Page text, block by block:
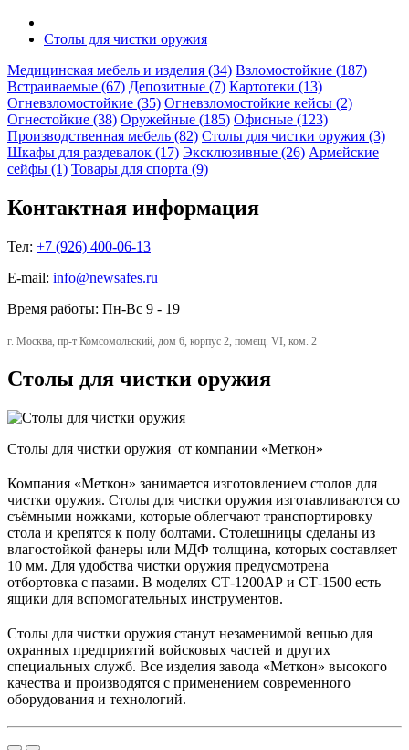
Столы для чистки оружия
Медицинская мебель и изделия (34) Взломостойкие (187)
Встраиваемые (67) Депозитные (7) Картотеки (13)
Огневзломостойкие (35) Огневзломостойкие кейсы (2)
Огнестойкие (38) Оружейные (185) Офисные (123)
Производственная мебель (82) Столы для чистки оружия (3)
Шкафы для раздевалок (17) Эксклюзивные (26) Армейские
сейфы (1) Товары для спорта (9)
Контактная информация
Тел: +7 (926) 400-06-13
E-mail: info@newsafes.ru
Время работы: Пн-Вс 9 - 19
г. Москва, пр-т Комсомольский, дом 6, корпус 2, помещ. VI, ком. 2
Столы для чистки оружия
Столы для чистки оружия от компании «Меткон»
Компания «Меткон» занимается изготовлением столов для
чистки оружия. Столы для чистки оружия изготавливаются со
съёмными ножками, которые облегчают транспортировку
стола и крепятся к полу болтами. Столешницы сделаны из
влагостойкой фанеры или МДФ толщина, которых составляет
10 мм. Для удобства чистки оружия предусмотрена
отбортовка с пазами. В моделях СТ-1200АР и СТ-1500 есть
ящики для вспомогательных инструментов.
Столы для чистки оружия станут незаменимой вещью для
охранных предприятий войсковых частей и других
специальных служб. Все изделия завода «Меткон» высокого
качества и производятся с применением современного
оборудования и технологий.